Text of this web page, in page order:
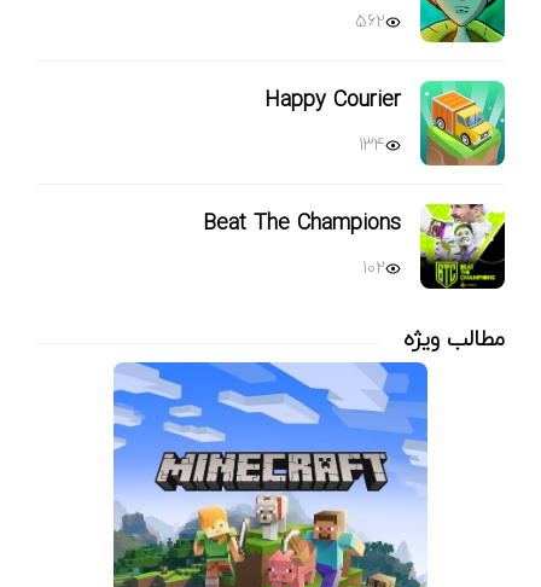
562
Happy Courier
134
Beat The Champions
102
مطالب ویژه